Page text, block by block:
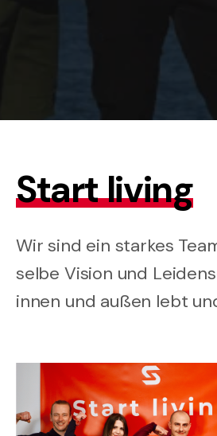
Start living
Wir sind ein starkes
selbe Vision und
innen und außen lebt